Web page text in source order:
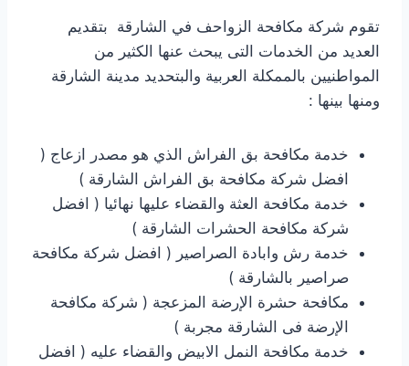
تقوم شركة مكافحة الزواحف في الشارقة بتقديم
العديد من الخدمات التى يبحث عنها الكثير من
المواطنيين بالممكلة العربية والبتحديد مدينة الشارقة
ومنها بينها :
خدمة مكافحة بق الفراش الذي هو مصدر ازعاج (
افضل شركة مكافحة بق الفراش الشارقة )
خدمة مكافحة العثة والقضاء عليها نهائيا ( افضل
شركة مكافحة الحشرات الشارقة )
خدمة رش وابادة الصراصير ( افضل شركة مكافحة
صراصير بالشارقة )
مكافحة حشرة الإرضة المزعجة ( شركة مكافحة
الإرضة فى الشارقة مجربة )
خدمة مكافحة النمل الابيض والقضاء عليه ( افضل